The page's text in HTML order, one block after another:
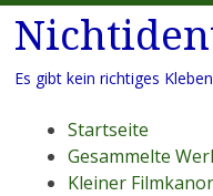
Es gibt kein richtiges
Menü
Zum
Inhalt
springen
Startseite
Gesammelte
Kleiner